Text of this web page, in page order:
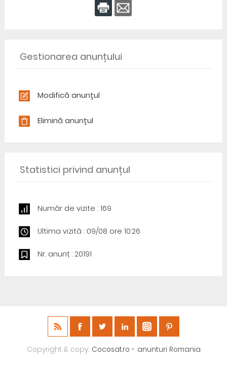
Gestionarea anunțului
Modifică anunțul
Elimină anunțul
Statistici privind anunțul
Număr de vizite : 169
Ultima vizită : 09/08 ore 10:26
Nr. anunț : 20191
Copyright & copy; Cocosat.ro - anunturi Romania